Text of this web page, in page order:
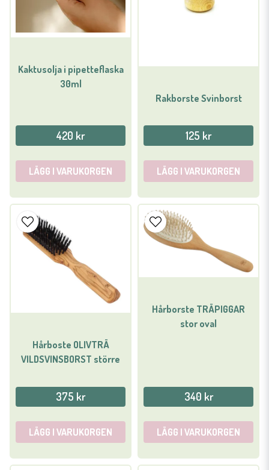
Kaktusolja i pipetteflaska
30ml
420 kr
LÄGG I VARUKORGEN
Rakborste Svinborst
125 kr
LÄGG I VARUKORGEN
Hårboste OLIVTRÄ
VILDSVINSBORST större
375 kr
LÄGG I VARUKORGEN
Hårborste TRÄPIGGAR
stor oval
340 kr
LÄGG I VARUKORGEN